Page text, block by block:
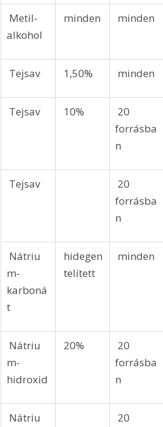
Metil-
alkohol
minden minden
Tejsav 1,50% minden
Tejsav 10%
20
forrásba
n
Tejsav
20
forrásba
n
Nátriu
m-
karboná
t
hidegen
telített
minden
Nátriu
m-
hidroxid
20%
20
forrásba
n
Nátriu
20